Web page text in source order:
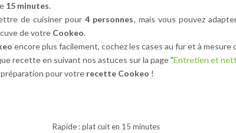
15 minutes.
de cuisiner pour4 personnes, mais vous pouvez
de votre Cookeo.
encore plus facilement, cochez les cases au fur et à mesure
recette en suivant nos astuces sur la page "Entretien et
pour votre recette Cookeo !
Rapide : plat cuit en 15 minutes